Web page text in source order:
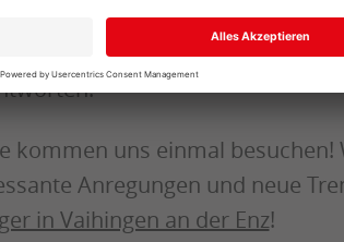
in Form von Brettern mit
Fachberater stehen
kommen uns einmal
Anregungen und neue
in Vaihingen an der Enz!